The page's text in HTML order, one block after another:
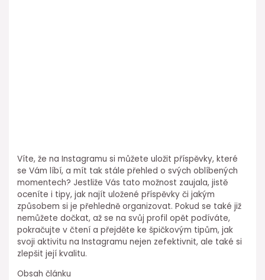
Víte, že na Instagramu si můžete uložit příspěvky, které
se Vám líbí, a mít tak stále přehled o svých oblíbených
momentech? Jestliže Vás tato možnost zaujala, jistě
oceníte i tipy, jak najít uložené příspěvky či jakým
způsobem si je přehledně organizovat. Pokud se také již
nemůžete dočkat, až se na svůj profil opět podíváte,
pokračujte v čtení a přejděte ke špičkovým tipům, jak
svoji aktivitu na Instagramu nejen zefektivnit, ale také si
zlepšit její kvalitu.
Obsah článku